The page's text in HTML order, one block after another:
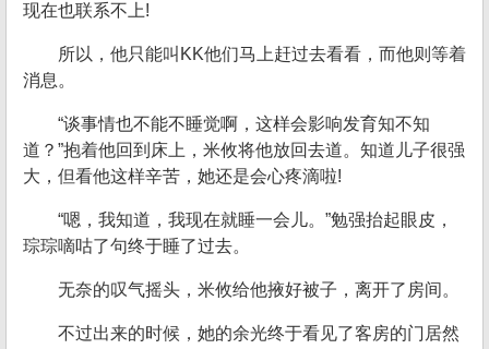
现在也联系不上!
所以，他只能叫KK他们马上赶过去看看，而他则等着
消息。
“谈事情也不能不睡觉啊，这样会影响发育知不知
道？”抱着他回到床上，米攸将他放回去道。知道儿子很强
大，但看他这样辛苦，她还是会心疼滴啦!
“嗯，我知道，我现在就睡一会儿。”勉强抬起眼皮，
琮琮嘀咕了句终于睡了过去。
无奈的叹气摇头，米攸给他掖好被子，离开了房间。
不过出来的时候，她的余光终于看见了客房的门居然